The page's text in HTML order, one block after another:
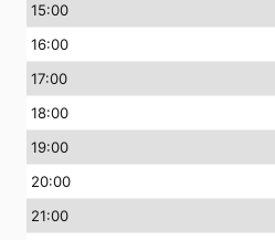
15:00
16:00
17:00
18:00
19:00
20:00
21:00